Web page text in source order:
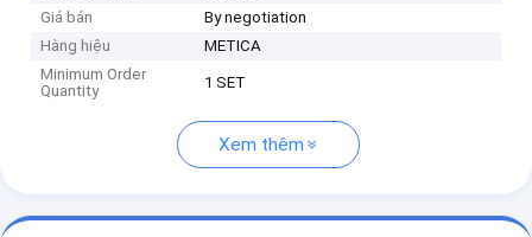
Giá bán
By negotiation
Hàng hiệu
METICA
Minimum Order
Quantity
1 SET
Xem thêm